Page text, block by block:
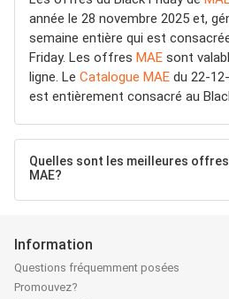
année le 28 novembre 2025 et,
semaine entière qui est
Friday. Les offres MAE sont
ligne. Le Catalogue MAE du 22-
est entièrement consacré au
Quelles sont les meilleures
MAE?
Information
Questions fréquemment posées
Promouvez?